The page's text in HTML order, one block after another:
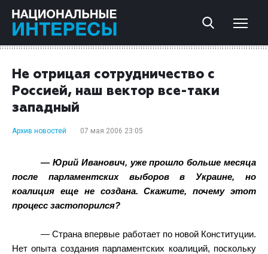
Не отрицая сотрудничество с
Россией, наш вектор все-таки
западный
Архив новостей 07 мая 2006 23:05
— Юрий Иванович, уже прошло больше месяца
после парламентских выборов в Украине, но
коалиция еще не создана. Скажите, почему этот
процесс застопорился?
— Страна впервые работает по новой Конституции.
Нет опыта создания парламентских коалиций, поскольку